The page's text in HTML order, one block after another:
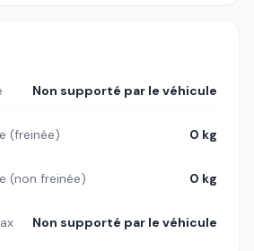
Non supporté par le véhicule
(freinée) 0 kg
(non freinée) 0 kg
Non supporté par le véhicule